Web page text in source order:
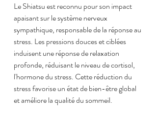
Le Shiatsu est reconnu pour son impact
apaisant sur le système nerveux
sympathique, responsable de la réponse au
stress. Les pressions douces et ciblées
induisent une réponse de relaxation
profonde, réduisant le niveau de cortisol,
l'hormone du stress. Cette réduction du
stress favorise un état de bien-être global
et améliore la qualité du sommeil.